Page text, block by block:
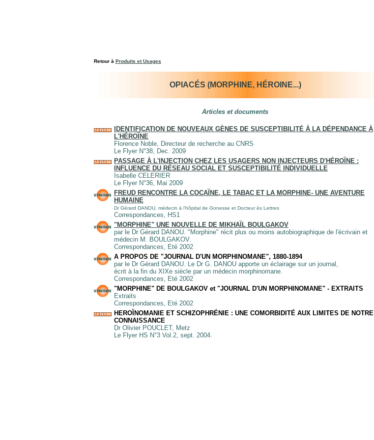
Retour à Produits et Usages
OPIACÉS (MORPHINE, HÉROINE...)
Articles et documents
IDENTIFICATION DE NOUVEAUX GÈNES DE SUSCEPTIBILITÉ À LA DÉPENDANCE À
L'HÉROÏNE
Florence Noble, Directeur de recherche au CNRS
Le Flyer N°38, Dec. 2009
PASSAGE À L'INJECTION CHEZ LES USAGERS NON INJECTEURS D'HÉROÏNE :
INFLUENCE DU RÉSEAU SOCIAL ET SUSCEPTIBILITÉ INDIVIDUELLE
Isabelle CELERIER
Le Flyer N°36, Mai 2009
FREUD RENCONTRE LA COCAÏNE, LE TABAC ET LA MORPHINE- UNE AVENTURE
HUMAINE
Dr Gérard DANOU, médecin à l’hôpital de Gonesse et Docteur ès Lettres
Correspondances, HS1
"MORPHINE" UNE NOUVELLE DE MIKHAÏL BOULGAKOV
par le Dr Gérard DANOU. "Morphine" récit plus ou moins autobiographique de l'écrivain et
médecin M. BOULGAKOV.
Correspondances, Eté 2002
A PROPOS DE "JOURNAL D'UN MORPHINOMANE", 1880-1894
par le Dr Gérard DANOU. Le Dr G. DANOU apporte un éclairage sur un journal,
écrit à la fin du XIXe siècle par un médecin morphinomane.
Correspondances, Eté 2002
"MORPHINE" DE BOULGAKOV et "JOURNAL D'UN MORPHINOMANE" - EXTRAITS
Extraits
Correspondances, Eté 2002
HEROÏNOMANIE ET SCHIZOPHRÉNIE : UNE COMORBIDITÉ AUX LIMITES DE NOTRE
CONNAISSANCE
Dr Olivier POUCLET, Metz
Le Flyer HS N°3 Vol.2, sept. 2004.